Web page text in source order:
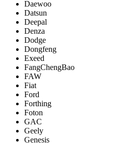
Daewoo
Datsun
Deepal
Denza
Dodge
Dongfeng
Exeed
FangChengBao
FAW
Fiat
Ford
Forthing
Foton
GAC
Geely
Genesis